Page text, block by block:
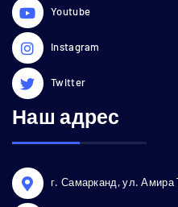
Youtube
Instagram
Twitter
Наш адрес
г. Самарканд, ул. Амира